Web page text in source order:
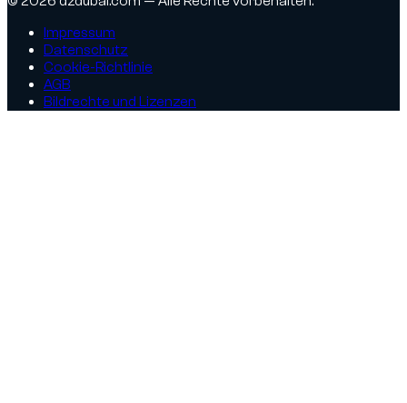
Impressum
Datenschutz
Cookie-Richtlinie
AGB
Bildrechte und Lizenzen